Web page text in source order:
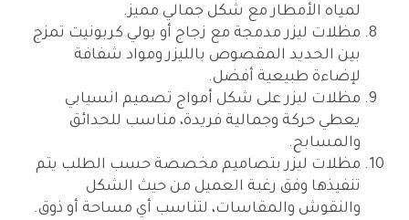
لمياه الأمطار مع شكل جمالي مميز.
مظلات ليزر مدمجة مع زجاج أو بولي كربونيت تمزج
بين الحديد المقصوص بالليزر ومواد شفافة
لإضاءة طبيعية أفضل.
مظلات ليزر على شكل أمواج تصميم انسيابي
يعطي حركة وجمالية فريدة، مناسب للحدائق
والمسابح.
مظلات ليزر بتصاميم مخصصة حسب الطلب يتم
تنفيذها وفق رغبة العميل من حيث الشكل
والنقوش والمقاسات، لتناسب أي مساحة أو ذوق.